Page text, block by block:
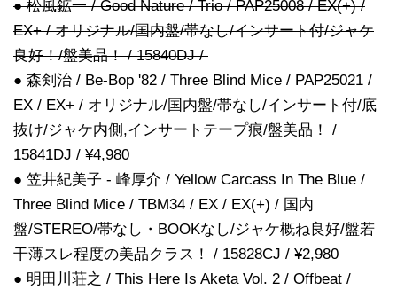
● 松風鉱一 / Good Nature / Trio / PAP25008 / EX(+) /
EX+ / オリジナル/国内盤/帯なし/インサート付/ジャケ
良好！/盤美品！ / 15840DJ /
● 森剣治 / Be-Bop '82 / Three Blind Mice / PAP25021 /
EX / EX+ / オリジナル/国内盤/帯なし/インサート付/底
抜け/ジャケ内側,インサートテープ痕/盤美品！ /
15841DJ / ¥4,980
● 笠井紀美子 - 峰厚介 / Yellow Carcass In The Blue /
Three Blind Mice / TBM34 / EX / EX(+) / 国内
盤/STEREO/帯なし・BOOKなし/ジャケ概ね良好/盤若
干薄スレ程度の美品クラス！ / 15828CJ / ¥2,980
● 明田川荘之 / This Here Is Aketa Vol. 2 / Offbeat /